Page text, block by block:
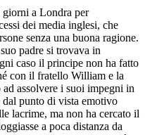
a Londra per
dei media inglesi, che
senza una buona ragione.
padre si trovava in
caso il principe non ha fatto
con il fratello William e la
assolvere i suoi impegni in
dal punto di vista emotivo
lacrime, ma non ha cercato il
a poca distanza da